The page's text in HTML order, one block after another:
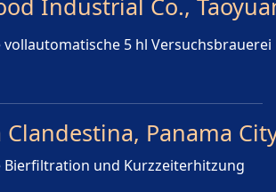
Industrial Co.,
5 hl Versuchsbrauerei
Clandestina, Panama
und Kurzzeiterhitzung